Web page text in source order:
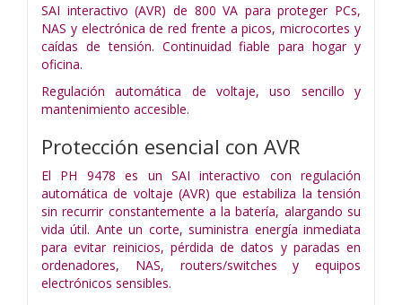
SAI interactivo (AVR) de 800 VA para proteger PCs,
NAS y electrónica de red frente a picos, microcortes y
caídas de tensión. Continuidad fiable para hogar y
oficina.
Regulación automática de voltaje, uso sencillo y
mantenimiento accesible.
Protección esencial con AVR
El PH 9478 es un SAI interactivo con regulación
automática de voltaje (AVR) que estabiliza la tensión
sin recurrir constantemente a la batería, alargando su
vida útil. Ante un corte, suministra energía inmediata
para evitar reinicios, pérdida de datos y paradas en
ordenadores, NAS, routers/switches y equipos
electrónicos sensibles.